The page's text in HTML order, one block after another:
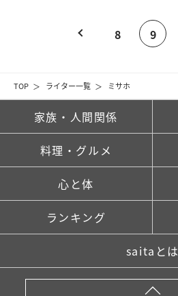
TOP ライター一覧 ミサホ
8 9
家族・人間関係
料理・グルメ
心と体
ランキング
saitaとは